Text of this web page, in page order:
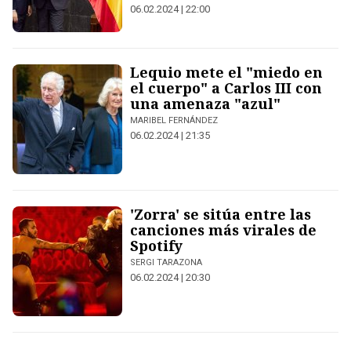
06.02.2024 | 22:00
Lequio mete el "miedo en
el cuerpo" a Carlos III con
una amenaza "azul"
MARIBEL FERNÁNDEZ
06.02.2024 | 21:35
'Zorra' se sitúa entre las
canciones más virales de
Spotify
SERGI TARAZONA
06.02.2024 | 20:30